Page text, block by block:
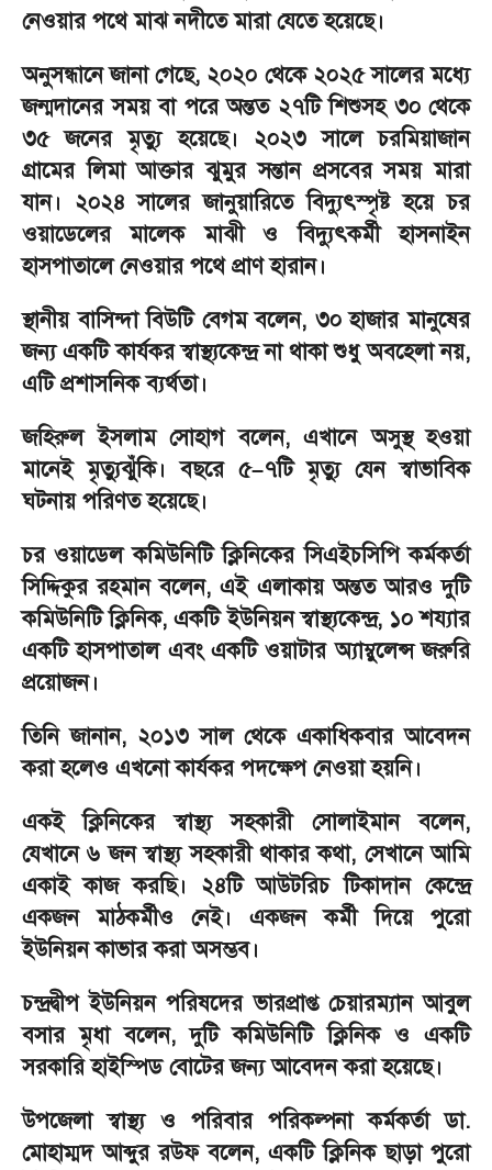
নেওয়ার পথে মাঝ নদীতে মারা যেতে হয়েছে।
অনুসন্ধানে জানা গেছে, ২০২০ থেকে ২০২৫ সালের মধ্যে
জন্মদানের সময় বা পরে অন্তত ২৭টি শিশুসহ ৩০ থেকে
৩৫ জনের মৃত্যু হয়েছে। ২০২৩ সালে চরমিয়াজান
গ্রামের লিমা আক্তার ঝুমুর সন্তান প্রসবের সময় মারা
যান। ২০২৪ সালের জানুয়ারিতে বিদ্যুৎস্পৃষ্ট হয়ে চর
ওয়াডেলের মালেক মাঝী ও বিদ্যুৎকর্মী হাসনাইন
হাসপাতালে নেওয়ার পথে প্রাণ হারান।
স্থানীয় বাসিন্দা বিউটি বেগম বলেন, ৩০ হাজার মানুষের
জন্য একটি কার্যকর স্বাস্থ্যকেন্দ্র না থাকা শুধু অবহেলা নয়,
এটি প্রশাসনিক ব্যর্থতা।
জহিরুল ইসলাম সোহাগ বলেন, এখানে অসুস্থ হওয়া
মানেই মৃত্যুঝুঁকি। বছরে ৫–৭টি মৃত্যু যেন স্বাভাবিক
ঘটনায় পরিণত হয়েছে।
চর ওয়াডেল কমিউনিটি ক্লিনিকের সিএইচসিপি কর্মকর্তা
সিদ্দিকুর রহমান বলেন, এই এলাকায় অন্তত আরও দুটি
কমিউনিটি ক্লিনিক, একটি ইউনিয়ন স্বাস্থ্যকেন্দ্র, ১০ শয্যার
একটি হাসপাতাল এবং একটি ওয়াটার অ্যাম্বুলেন্স জরুরি
প্রয়োজন।
তিনি জানান, ২০১৩ সাল থেকে একাধিকবার আবেদন
করা হলেও এখনো কার্যকর পদক্ষেপ নেওয়া হয়নি।
একই ক্লিনিকের স্বাস্থ্য সহকারী সোলাইমান বলেন,
যেখানে ৬ জন স্বাস্থ্য সহকারী থাকার কথা, সেখানে আমি
একাই কাজ করছি। ২৪টি আউটরিচ টিকাদান কেন্দ্রে
একজন মাঠকর্মীও নেই। একজন কর্মী দিয়ে পুরো
ইউনিয়ন কাভার করা অসম্ভব।
চন্দ্রদ্বীপ ইউনিয়ন পরিষদের ভারপ্রাপ্ত চেয়ারম্যান আবুল
বসার মৃধা বলেন, দুটি কমিউনিটি ক্লিনিক ও একটি
সরকারি হাইস্পিড বোটের জন্য আবেদন করা হয়েছে।
উপজেলা স্বাস্থ্য ও পরিবার পরিকল্পনা কর্মকর্তা ডা.
মোহাম্মদ আব্দুর রউফ বলেন, একটি ক্লিনিক ছাড়া পুরো